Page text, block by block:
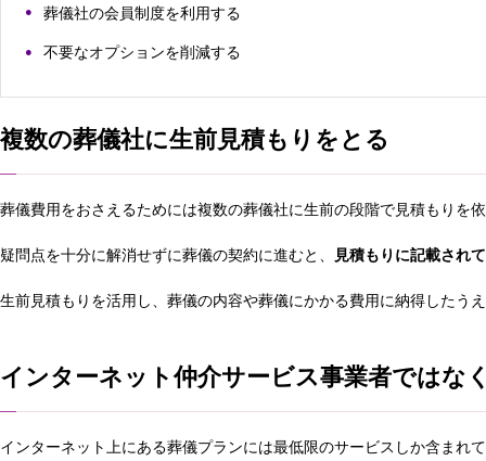
葬儀社の会員制度を利用する
不要なオプションを削減する
複数の葬儀社に生前見積もりをとる
葬儀費用をおさえるためには複数の葬儀社に生前の段階で見積もりを
疑問点を十分に解消せずに葬儀の契約に進むと、 見積もりに記載され
生前見積もりを活用し、葬儀の内容や葬儀にかかる費用に納得したう
インターネット仲介サービス事業者ではな
インターネット上にある葬儀プランには最低限のサービスしか含まれ